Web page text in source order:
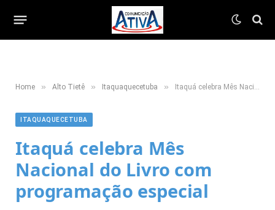
Home » Alto Tietê » Itaquaquecetuba » Itaquá celebra Mês Nacional do Livro com programação especial
ITAQUAQUECETUBA
Itaquá celebra Mês
Nacional do Livro com
programação especial